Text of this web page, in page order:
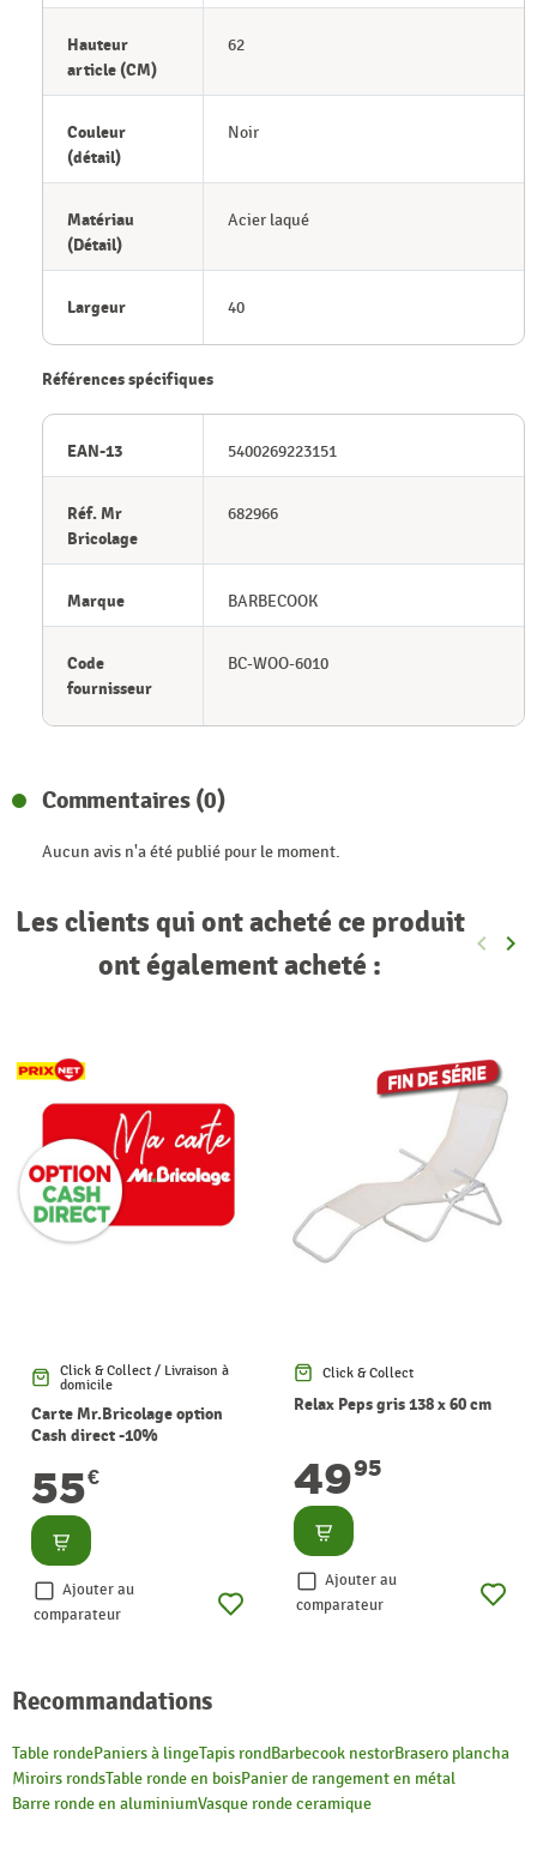
Hauteur
article (CM)
62
Couleur
(détail)
Noir
Matériau
(Détail)
Acier laqué
Largeur 40
Références spécifiques
EAN-13 5400269223151
Réf. Mr
Bricolage
682966
Marque BARBECOOK
Code
fournisseur
BC-WOO-6010
Commentaires (0)
Aucun avis n'a été publié pour le moment.
Les clients qui ont acheté ce produit
ont également acheté :
keyboard_arrow_left keyboard_arrow_right
Click & Collect / Livraison à
domicile
Carte Mr.Bricolage option
Cash direct -10%
55€
Consulter
Ajouter au
comparateur
Click & Collect
Relax Peps gris 138 x 60 cm
4995
Consulter
Ajouter au
comparateur
Recommandations
Table rondePaniers à lingeTapis rondBarbecook nestorBrasero plancha
Miroirs rondsTable ronde en boisPanier de rangement en métal
Barre ronde en aluminiumVasque ronde ceramique